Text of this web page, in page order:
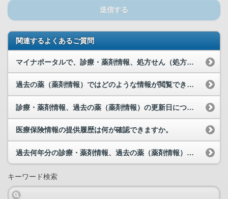
送信する
関連するよくあるご質問
マイナポータルで、診療・薬剤情報、処方せん（処方情報）、最近の薬（調剤情報）、過去の薬（薬剤情...
過去の薬（薬剤情報）ではどのような情報が閲覧できますか。
診療・薬剤情報、過去の薬（薬剤情報）の更新日について教えてください。
医療保険情報の提供履歴は何が確認できますか。
過去何年分の診療・薬剤情報、過去の薬（薬剤情報）が閲覧可能でしょうか。
キーワード検索